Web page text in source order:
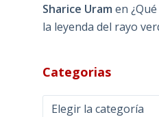
Sharice Uram en
la leyenda del rayo
Categorias
Categorias